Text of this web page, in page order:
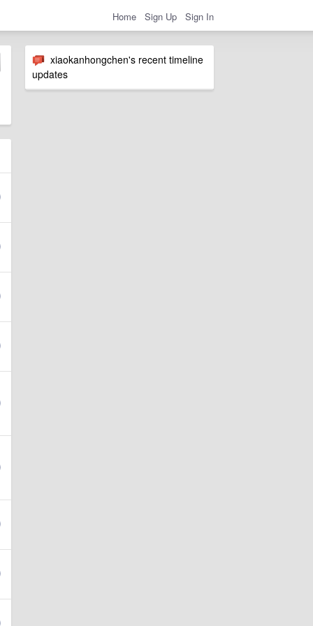
Home Sign Up Sign In
xiaokanhongchen's recent timeline
updates